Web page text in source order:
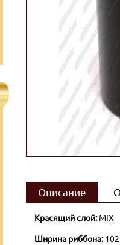
Описание
Красящий слой:MIX
Ширина риббона: